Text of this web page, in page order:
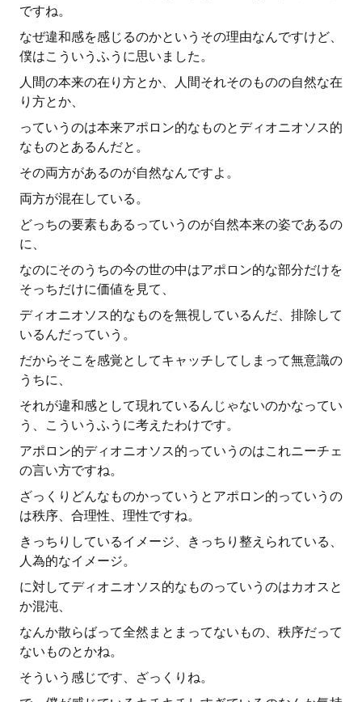
ですね。
なぜ違和感を感じるのかというその理由なんですけど、
僕はこういうふうに思いました。
人間の本来の在り方とか、人間それそのものの自然な在
り方とか、
っていうのは本来アポロン的なものとディオニオソス的
なものとあるんだと。
その両方があるのが自然なんですよ。
両方が混在している。
どっちの要素もあるっていうのが自然本来の姿であるの
に、
なのにそのうちの今の世の中はアポロン的な部分だけを
そっちだけに価値を見て、
ディオニオソス的なものを無視しているんだ、排除して
いるんだっていう。
だからそこを感覚としてキャッチしてしまって無意識の
うちに、
それが違和感として現れているんじゃないのかなってい
う、こういうふうに考えたわけです。
アポロン的ディオニオソス的っていうのはこれニーチェ
の言い方ですね。
ざっくりどんなものかっていうとアポロン的っていうの
は秩序、合理性、理性ですね。
きっちりしているイメージ、きっちり整えられている、
人為的なイメージ。
に対してディオニオソス的なものっていうのはカオスと
か混沌、
なんか散らばって全然まとまってないもの、秩序だって
ないものとかね。
そういう感じです、ざっくりね。